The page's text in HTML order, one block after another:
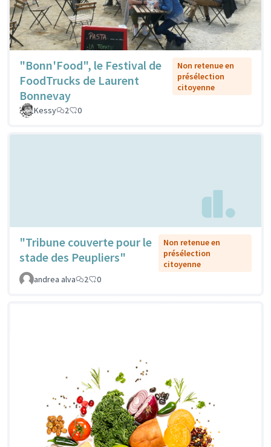
"Bonn'Food", le Festival de
FoodTrucks de Laurent
Bonnevay
Non retenue en
présélection
citoyenne
Kessy 2 0
"Tribune couverte pour le
stade des Peupliers"
Non retenue en
présélection
citoyenne
andrea alva
2 0